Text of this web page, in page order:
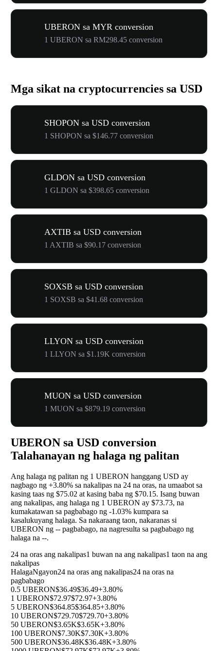
UBERON sa MYR conversion
1 UBERON sa RM298.45 conversion
Mga sikat na cryptocurrencies sa USD
SHOPON sa USD conversion
1 SHOPON sa $146.77 conversion
GLDON sa USD conversion
1 GLDON sa $398.65 conversion
AXTIB sa USD conversion
1 AXTIB sa $90.17 conversion
SOXSB sa USD conversion
1 SOXSB sa $41.68 conversion
LLYON sa USD conversion
1 LLYON sa $1.19K conversion
MUON sa USD conversion
1 MUON sa $879.19 conversion
UBERON sa USD conversion
Talahanayan ng halaga ng palitan
Ang halaga ng palitan ng 1 UBERON hanggang USD ay
nagbago ng +3.80% sa nakalipas na 24 na oras, na umaabot sa
kasing taas ng $75.02 at kasing baba ng $70.15. Isang buwan
ang nakalipas, ang halaga ng 1 UBERON ay $73.73, na
kumakatawan sa pagbabago ng -1.03% kumpara sa
kasalukuyang halaga. Sa nakaraang taon, nakaranas si
UBERON ng -- pagbabago, na nagresulta sa pagbabago ng
halaga na --.
24 na oras ang nakalipas1 buwan na ang nakalipas1 taon na ang
nakalipas
HalagaNgayon24 na oras ang nakalipas24 na oras na
pagbabago
0.5 UBERON$36.49$36.49+3.80%
1 UBERON$72.97$72.97+3.80%
5 UBERON$364.85$364.85+3.80%
10 UBERON$729.70$729.70+3.80%
50 UBERON$3.65K$3.65K+3.80%
100 UBERON$7.30K$7.30K+3.80%
500 UBERON$36.48K$36.48K+3.80%